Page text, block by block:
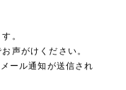
。
声がけください。
ール通知が送信され